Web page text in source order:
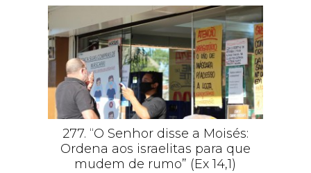
277. “O Senhor disse a Moisés:
Ordena aos israelitas para que
mudem de rumo” (Ex 14,1)